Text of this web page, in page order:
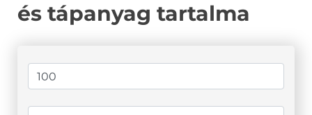
és tápanyag tartalma